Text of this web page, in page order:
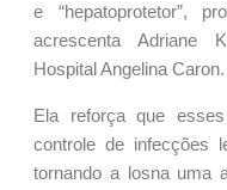
e “hepatoprotetor”,
acrescenta Adriane
Hospital Angelina Caron.
Ela reforça que
controle de infecções
tornando a losna uma